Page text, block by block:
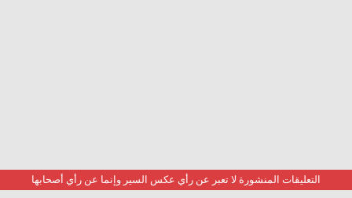
التعليقات المنشورة لا تعبر عن رأي عكس السير وإنما عن رأي أصحابها